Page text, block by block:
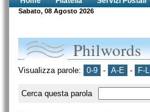
Sabato, 08 Agosto 2026
Philwords
Visualizza parole: 0-9 - A-E - F-L
Cerca questa parola